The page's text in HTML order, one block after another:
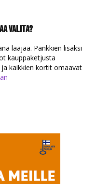
valita?
laajaa. Pankkien lisäksi
kauppaketjusta
kaikkien kortit omaavat